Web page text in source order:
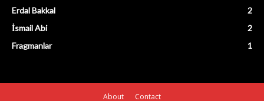
Erdal Bakkal
2
İsmail Abi
2
Fragmanlar
1
About Contact